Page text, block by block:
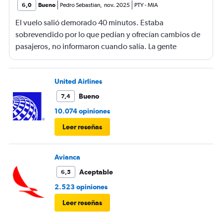
6,0 Bueno Pedro Sebastian, nov. 2025 PTY-MIA
El vuelo salió demorado 40 minutos. Estaba
sobrevendido por lo que pedían y ofrecían cambios de
pasajeros, no informaron cuando salía. La gente
haciendo filas larguísimas para no quedarse sin viajar.
Mucha maleta de mano no había lugar. En mi caso se
terminó la comida me ofrecieron un solo menú.
United Airlines
7,4
Bueno
10.074 opiniones
Leer reseñas
Avianca
6,5
Aceptable
2.523 opiniones
Leer reseñas